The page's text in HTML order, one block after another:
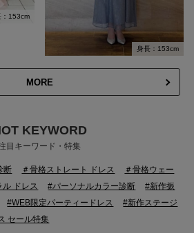
：153cm
身長：153cm
MORE
KEYWORD
目キーワード・特集
断 ＃骨格ストレート ドレス
＃骨格ウェー
ル ドレス #パーソナルカラー診断
#新作振
#WEB限定パーティードレス
#新作ステージ
セール特集